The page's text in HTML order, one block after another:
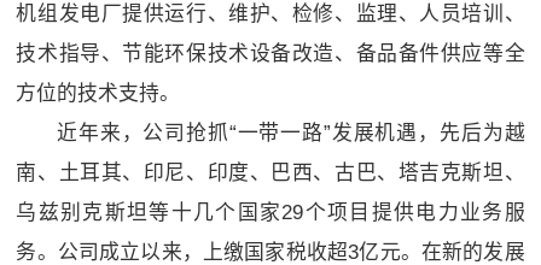
机组发电厂提供运行、维护、检修、监理、人员培训、
技术指导、节能环保技术设备改造、备品备件供应等全
方位的技术支持。
近年来，公司抢抓“一带一路”发展机遇，先后为越
南、土耳其、印尼、印度、巴西、古巴、塔吉克斯坦、
乌兹别克斯坦等十几个国家29个项目提供电力业务服
务。公司成立以来，上缴国家税收超3亿元。在新的发展